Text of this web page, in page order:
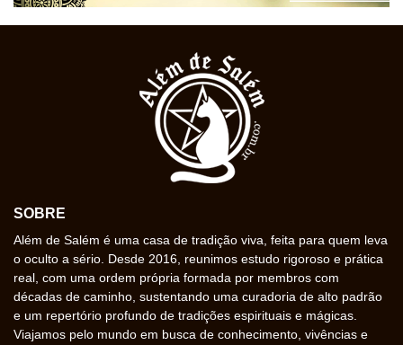
SOBRE
Além de Salém é uma casa de tradição viva, feita para quem leva
o oculto a sério. Desde 2016, reunimos estudo rigoroso e prática
real, com uma ordem própria formada por membros com
décadas de caminho, sustentando uma curadoria de alto padrão
e um repertório profundo de tradições espirituais e mágicas.
Viajamos pelo mundo em busca de conhecimento, vivências e